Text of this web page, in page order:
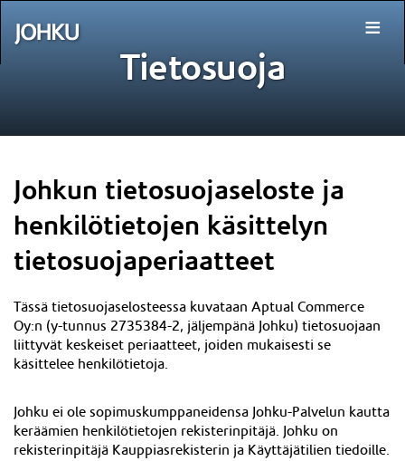
≡
Tietosuoja
Johkun tietosuojaseloste ja
henkilötietojen käsittelyn
tietosuojaperiaatteet
Tässä tietosuojaselosteessa kuvataan Aptual Commerce
Oy:n (y-tunnus 2735384-2, jäljempänä Johku) tietosuojaan
liittyvät keskeiset periaatteet, joiden mukaisesti se
käsittelee henkilötietoja.
Johku ei ole sopimuskumppaneidensa Johku-Palvelun kautta
keräämien henkilötietojen rekisterinpitäjä. Johku on
rekisterinpitäjä Kauppiasrekisterin ja Käyttäjätilien tiedoille.